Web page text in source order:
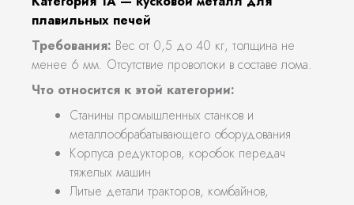
плавильных печей
Требования: Вес от 0,5 до 40 кг, толщина не
менее 6 мм. Отсутствие проволоки в составе лома.
Что относится к этой категории:
Станины промышленных станков и
металлообрабатывающего оборудования
Корпуса редукторов, коробок передач
тяжелых машин
Литые детали тракторов, комбайнов,